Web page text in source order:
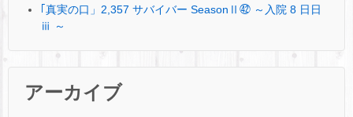
｢真実の口」2,357 サバイバー SeasonⅡ㊷ ～入院 8 日日
ⅲ ～
アーカイブ